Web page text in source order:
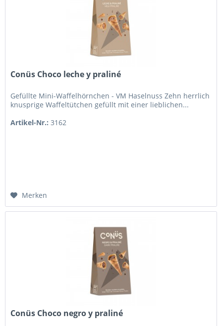
Conüs Choco leche y praliné
Gefüllte Mini-Waffelhörnchen - VM Haselnuss Zehn herrlich
knusprige Waffeltütchen gefüllt mit einer lieblichen...
Artikel-Nr.: 3162
Merken
Conüs Choco negro y praliné